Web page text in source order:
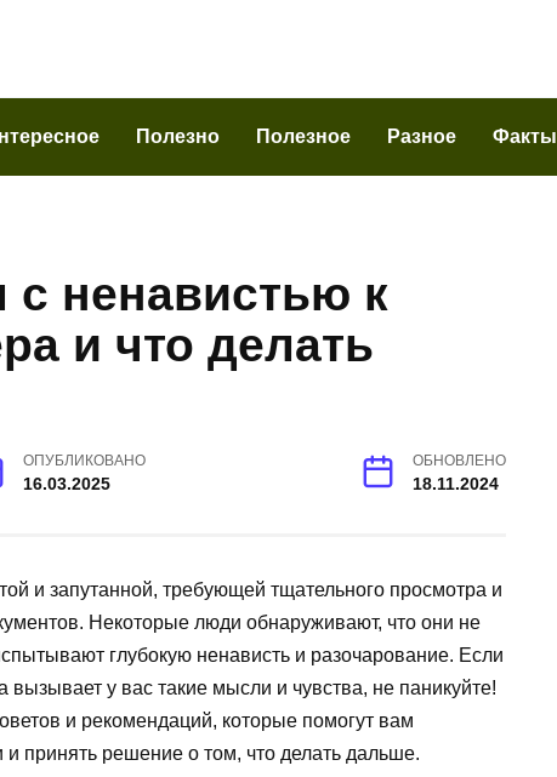
Полезно Полезное Разное Факты
с ненавистью к
и что делать
ОПУБЛИКОВАНО
16.03.2025
ОБНОВЛЕНО
18.11.2024
и запутанной, требующей тщательного просмотра и
Некоторые люди обнаруживают, что они не
глубокую ненависть и разочарование. Если
у вас такие мысли и чувства, не паникуйте!
и рекомендаций, которые помогут вам
принять решение о том, что делать дальше.